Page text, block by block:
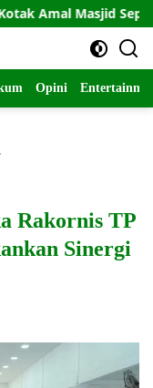
Masjid Sepi di
Opini
Rakornis TP
Sinergi